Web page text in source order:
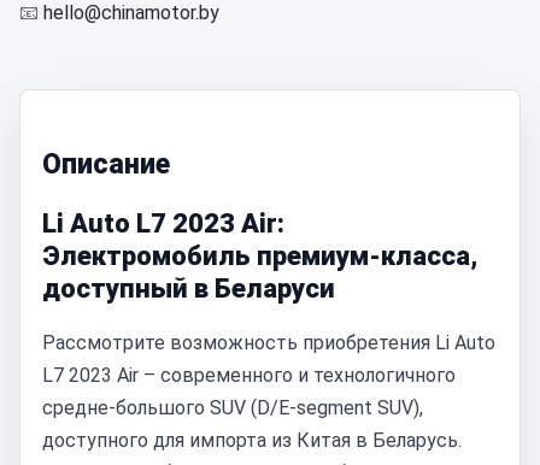
📧 hello@chinamotor.by
Описание
Li Auto L7 2023 Air:
Электромобиль премиум-класса,
доступный в Беларуси
Рассмотрите возможность приобретения Li Auto
L7 2023 Air – современного и технологичного
средне-большого SUV (D/E-segment SUV),
доступного для импорта из Китая в Беларусь.